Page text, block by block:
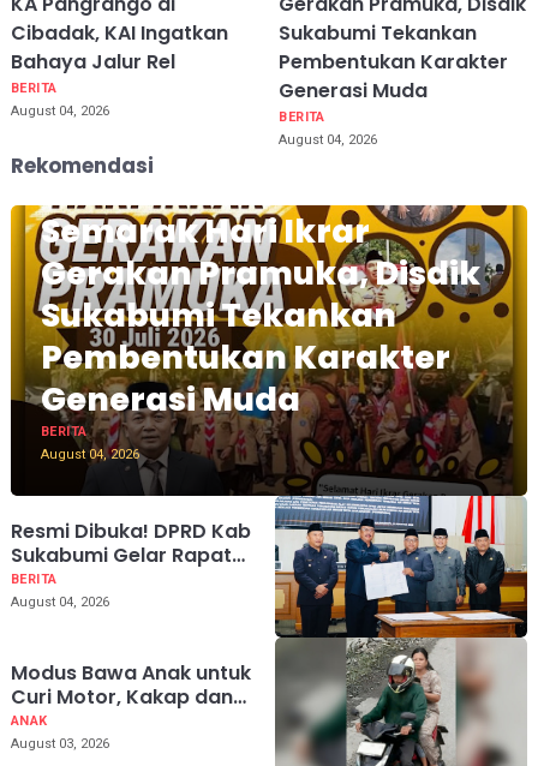
Cibadak, KAI Ingatkan
Bahaya Jalur Rel
BERITA
August 04, 2026
Sukabumi Tekankan
Pembentukan Karakter
Generasi Muda
BERITA
August 04, 2026
Rekomendasi
Semarak Hari Ikrar
Gerakan Pramuka, Disdik
Sukabumi Tekankan
Pembentukan Karakter
Generasi Muda
BERITA
August 04, 2026
Resmi Dibuka! DPRD Kab
Sukabumi Gelar Rapat
Paripurna ke-12 Tahun
Sidang 2026
BERITA
August 04, 2026
Modus Bawa Anak untuk
Curi Motor, Kakap dan
Suami Diringkus Polisi di
Sukabumi
ANAK
August 03, 2026